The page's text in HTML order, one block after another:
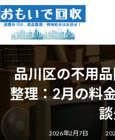
コ
ン
テ
ツ
へ
ス
ナ
ビ
ゲ
シ
ョ
ン
品川区の不用
整理：2月の料
2026年2月7日
終